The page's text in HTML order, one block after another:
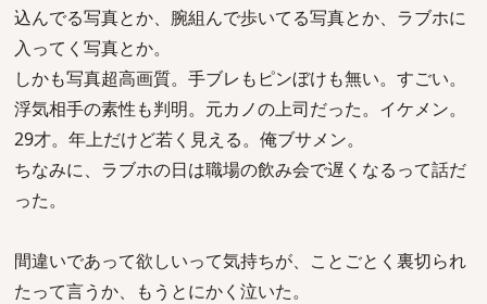
込んでる写真とか、腕組んで歩いてる写真とか、ラブホに
入ってく写真とか。
しかも写真超高画質。手ブレもピンぼけも無い。すごい。
浮気相手の素性も判明。元カノの上司だった。イケメン。
29才。年上だけど若く見える。俺ブサメン。
ちなみに、ラブホの日は職場の飲み会で遅くなるって話だ
った。
間違いであって欲しいって気持ちが、ことごとく裏切られ
たって言うか、もうとにかく泣いた。